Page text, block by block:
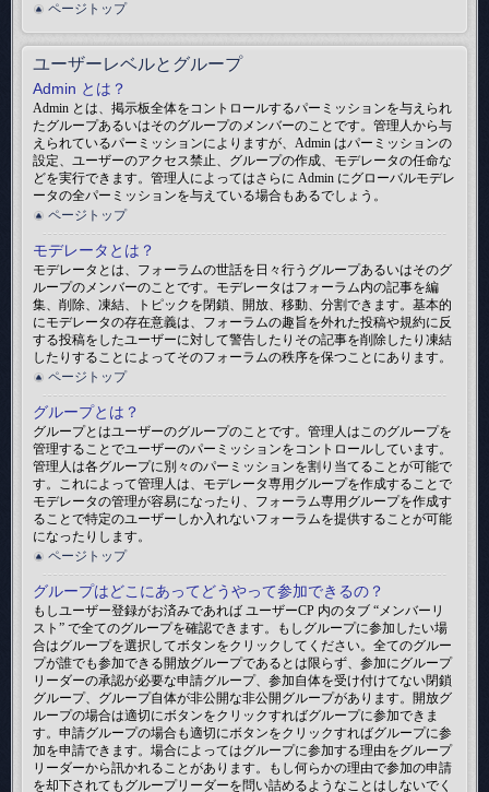
ページトップ
ユーザーレベルとグループ
Admin とは？
Admin とは、掲示板全体をコントロールするパーミッションを与えられ
たグループあるいはそのグループのメンバーのことです。管理人から与
えられているパーミッションによりますが、Admin はパーミッションの
設定、ユーザーのアクセス禁止、グループの作成、モデレータの任命な
どを実行できます。管理人によってはさらに Admin にグローバルモデレ
ータの全パーミッションを与えている場合もあるでしょう。
ページトップ
モデレータとは？
モデレータとは、フォーラムの世話を日々行うグループあるいはそのグ
ループのメンバーのことです。モデレータはフォーラム内の記事を編
集、削除、凍結、トピックを閉鎖、開放、移動、分割できます。基本的
にモデレータの存在意義は、フォーラムの趣旨を外れた投稿や規約に反
する投稿をしたユーザーに対して警告したりその記事を削除したり凍結
したりすることによってそのフォーラムの秩序を保つことにあります。
ページトップ
グループとは？
グループとはユーザーのグループのことです。管理人はこのグループを
管理することでユーザーのパーミッションをコントロールしています。
管理人は各グループに別々のパーミッションを割り当てることが可能で
す。これによって管理人は、モデレータ専用グループを作成することで
モデレータの管理が容易になったり、フォーラム専用グループを作成す
ることで特定のユーザーしか入れないフォーラムを提供することが可能
になったりします。
ページトップ
グループはどこにあってどうやって参加できるの？
もしユーザー登録がお済みであれば ユーザーCP 内のタブ “メンバーリ
スト” で全てのグループを確認できます。もしグループに参加したい場
合はグループを選択してボタンをクリックしてください。全てのグルー
プが誰でも参加できる開放グループであるとは限らず、参加にグループ
リーダーの承認が必要な申請グループ、参加自体を受け付けてない閉鎖
グループ、グループ自体が非公開な非公開グループがあります。開放グ
ループの場合は適切にボタンをクリックすればグループに参加できま
す。申請グループの場合も適切にボタンをクリックすればグループに参
加を申請できます。場合によってはグループに参加する理由をグループ
リーダーから訊かれることがあります。もし何らかの理由で参加の申請
を却下されてもグループリーダーを問い詰めるようなことはしないでく